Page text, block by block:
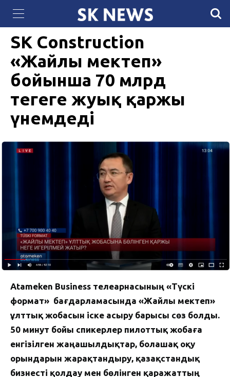
«Самұрық-Энерго» салып жатқан күн электр
станциясында фотоэлектрлік панельдер орнатыла
бастады
13 МАУСЫМ 2024, 09:25 779
SK Construction
«Жайлы мектеп»
бойынша 70 млрд
теңгеге жуық қаржы
үнемдеді
Atameken Business телеарнасының «Түскі
формат» бағдарламасында «Жайлы мектеп»
ұлттық жобасын іске асыру барысы сөз болды.
50 минут бойы спикерлер пилоттық жобаға
енгізілген жаңашылдықтар, болашақ оқу
орындарын жарақтандыру, қазақстандық
бизнесті қолдау мен бөлінген қаражаттың